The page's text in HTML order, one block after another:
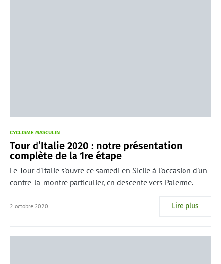
CYCLISME MASCULIN
Tour d’Italie 2020 : notre présentation
complète de la 1re étape
Le Tour d'Italie s'ouvre ce samedi en Sicile à l'occasion d'un
contre-la-montre particulier, en descente vers Palerme.
2 octobre 2020 Lire plus